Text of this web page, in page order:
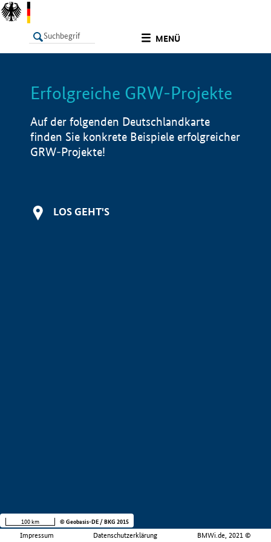
MENÜ
LISTE Info
Erfolgreiche GRW-Projekte
Auf der folgenden Deutschlandkarte
finden Sie konkrete Beispiele erfolgreicher
GRW-Projekte!
LOS GEHT'S
Impressum Datenschutzerklärung BMWi.de, 2021 ©
100 km © Geobasis-DE / BKG 2015